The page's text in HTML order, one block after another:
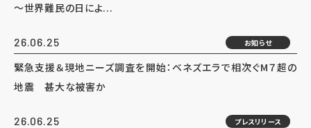
～世界難民の日によ...
26.06.25 お知らせ
緊急支援＆現地ニーズ調査を開始：ベネズエラで相次ぐM７超の
地震 甚大な被害か
26.06.25 プレスリリース